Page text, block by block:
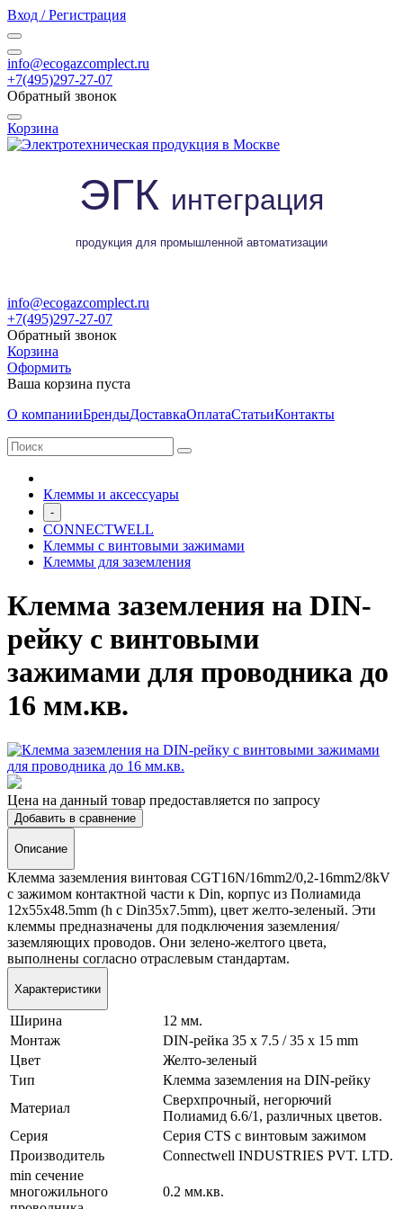
Вход / Регистрация
info@ecogazcomplect.ru
+7(495)297-27-07
Обратный звонок
Корзина
ЭГК интеграция
продукция для промышленной автоматизации
info@ecogazcomplect.ru
+7(495)297-27-07
Обратный звонок
Корзина
Оформить
Ваша корзина пуста
О компанииБрендыДоставкаОплатаСтатьиКонтакты
Клеммы и аксессуары
-
CONNECTWELL
Клеммы с винтовыми зажимами
Клеммы для заземления
Клемма заземления на DIN-
рейку с винтовыми
зажимами для проводника до
16 мм.кв.
Цена на данный товар предоставляется по запросу
Добавить в сравнение
Описание
Клемма заземления винтовая CGT16N/16mm2/0,2-16mm2/8kV
с зажимом контактной части к Din, корпус из Полиамида
12х55х48.5mm (h c Din35x7.5mm), цвет желто-зеленый. Эти
клеммы предназначены для подключения заземления/
заземляющих проводов. Они зелено-желтого цвета,
выполнены согласно отраслевым стандартам.
Характеристики
Ширина
12 мм.
Монтаж
DIN-рейка 35 x 7.5 / 35 x 15 mm
Цвет
Желто-зеленый
Тип
Клемма заземления на DIN-рейку
Материал
Сверхпрочный, негорючий
Полиамид 6.6/1, различных цветов.
Серия
Серия CTS с винтовым зажимом
Производитель
Connectwell INDUSTRIES PVT. LTD.
min сечение
многожильного
0.2 мм.кв.